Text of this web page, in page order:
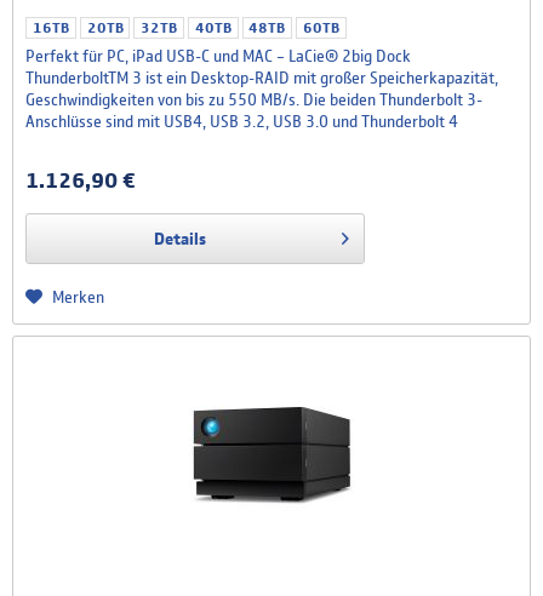
16TB 20TB 32TB 40TB 48TB 60TB
Perfekt für PC, iPad USB-C und MAC – LaCie® 2big Dock
ThunderboltTM 3 ist ein Desktop-RAID mit großer Speicherkapazität,
Geschwindigkeiten von bis zu 550 MB/s. Die beiden Thunderbolt 3-
Anschlüsse sind mit USB4, USB 3.2, USB 3.0 und Thunderbolt 4
1.126,90 €
Details
Merken